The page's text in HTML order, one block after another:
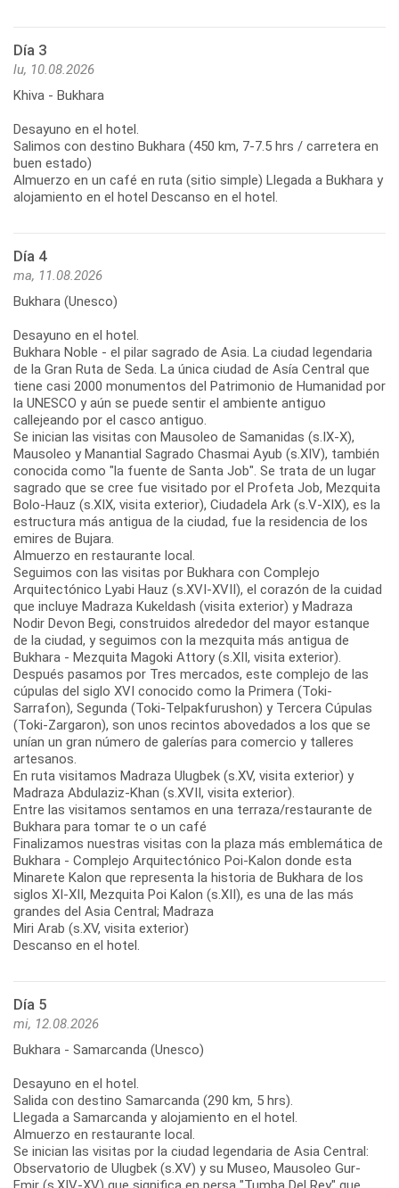
Día 3
lu, 10.08.2026
Khiva - Bukhara
Desayuno en el hotel.
Salimos con destino Bukhara (450 km, 7-7.5 hrs / carretera en
buen estado)
Almuerzo en un café en ruta (sitio simple) Llegada a Bukhara y
alojamiento en el hotel Descanso en el hotel.
Día 4
ma, 11.08.2026
Bukhara (Unesco)
Desayuno en el hotel.
Bukhara Noble - el pilar sagrado de Asia. La ciudad legendaria
de la Gran Ruta de Seda. La única ciudad de Asía Central que
tiene casi 2000 monumentos del Patrimonio de Humanidad por
la UNESCO y aún se puede sentir el ambiente antiguo
callejeando por el casco antiguo.
Se inician las visitas con Mausoleo de Samanidas (s.IX-X),
Mausoleo y Manantial Sagrado Chasmai Ayub (s.XIV), también
conocida como "la fuente de Santa Job". Se trata de un lugar
sagrado que se cree fue visitado por el Profeta Job, Mezquita
Bolo-Hauz (s.XIX, visita exterior), Ciudadela Ark (s.V-XIX), es la
estructura más antigua de la ciudad, fue la residencia de los
emires de Bujara.
Almuerzo en restaurante local.
Seguimos con las visitas por Bukhara con Complejo
Arquitectónico Lyabi Hauz (s.XVI-XVII), el corazón de la cuidad
que incluye Madraza Kukeldash (visita exterior) y Madraza
Nodir Devon Begi, construidos alrededor del mayor estanque
de la ciudad, y seguimos con la mezquita más antigua de
Bukhara - Mezquita Magoki Attory (s.XII, visita exterior).
Después pasamos por Tres mercados, este complejo de las
cúpulas del siglo XVI conocido como la Primera (Toki-
Sarrafon), Segunda (Toki-Telpakfurushon) y Tercera Cúpulas
(Toki-Zargaron), son unos recintos abovedados a los que se
unían un gran número de galerías para comercio y talleres
artesanos.
En ruta visitamos Madraza Ulugbek (s.XV, visita exterior) y
Madraza Abdulaziz-Khan (s.XVII, visita exterior).
Entre las visitamos sentamos en una terraza/restaurante de
Bukhara para tomar te o un café
Finalizamos nuestras visitas con la plaza más emblemática de
Bukhara - Complejo Arquitectónico Poi-Kalon donde esta
Minarete Kalon que representa la historia de Bukhara de los
siglos XI-XII, Mezquita Poi Kalon (s.XII), es una de las más
grandes del Asia Central; Madraza
Miri Arab (s.XV, visita exterior)
Descanso en el hotel.
Día 5
mi, 12.08.2026
Bukhara - Samarcanda (Unesco)
Desayuno en el hotel.
Salida con destino Samarcanda (290 km, 5 hrs).
Llegada a Samarcanda y alojamiento en el hotel.
Almuerzo en restaurante local.
Se inician las visitas por la ciudad legendaria de Asia Central:
Observatorio de Ulugbek (s.XV) y su Museo, Mausoleo Gur-